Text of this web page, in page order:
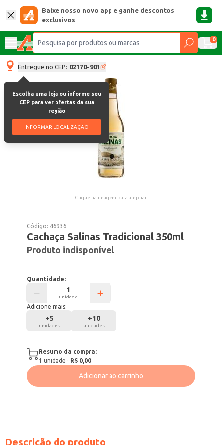
Baixe nosso novo app e ganhe descontos
exclusivos
0
Entregue no CEP: 02170-901
Escolha uma loja ou informe seu
CEP para ver ofertas da sua
região
INFORMAR LOCALIZAÇÃO
Clique na imagem para ampliar.
Código: 46936
Cachaça Salinas Tradicional 350ml
Produto indisponível
Quantidade:
unidade
Adicione mais:
+5
unidades
+10
unidades
Resumo da compra:
1 unidade · R$ 0,00
Adicionar ao carrinho
Descrição do produto